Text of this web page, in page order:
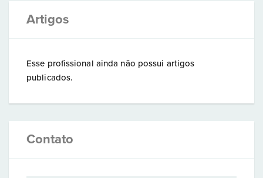
Artigos
Esse profissional ainda não possui artigos
publicados.
Contato